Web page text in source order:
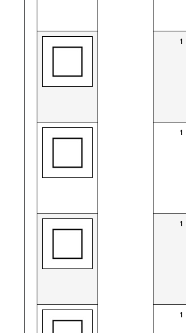
1
1
1
1